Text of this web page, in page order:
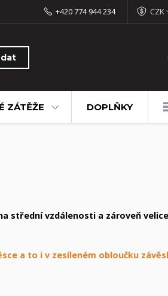
CZK
+420 774 944 234
ZÁTĚŽE DOPLŇKY
střední vzdálenosti a zároveň
a to i v zesíleném obloučku